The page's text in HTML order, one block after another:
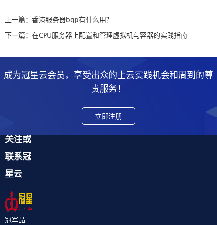
上一篇：香港服务器bgp有什么用？
下一篇：在CPU服务器上配置和管理虚拟机与容器的实践指南
成为冠星云会员，享受出众的上云实践机会和周到的尊
贵服务！
立即注册
关注或
联系冠
星云
冠军品